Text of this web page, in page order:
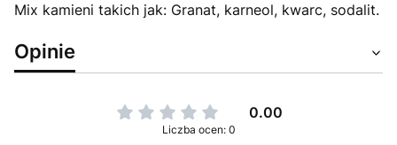
Mix kamieni takich jak: Granat, karneol, kwarc, sodalit.
Opinie
0.00
Liczba ocen: 0